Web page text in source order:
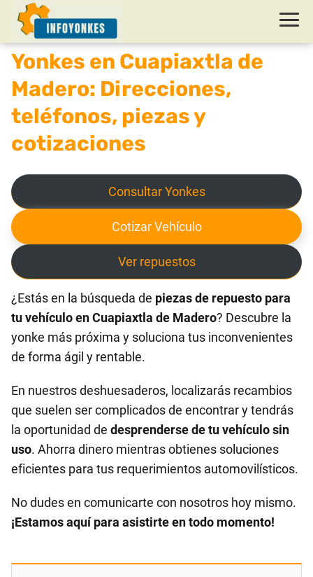
Yonkes en Cuapiaxtla de
Madero: Direcciones,
teléfonos, piezas y
cotizaciones
Consultar Yonkes
Cotizar Vehículo
Ver repuestos
¿Estás en la búsqueda de piezas de repuesto para
tu vehículo en Cuapiaxtla de Madero? Descubre la
yonke más próxima y soluciona tus inconvenientes
de forma ágil y rentable.
En nuestros deshuesaderos, localizarás recambios
que suelen ser complicados de encontrar y tendrás
la oportunidad de desprenderse de tu vehículo sin
uso. Ahorra dinero mientras obtienes soluciones
eficientes para tus requerimientos automovilísticos.
No dudes en comunicarte con nosotros hoy mismo.
¡Estamos aquí para asistirte en todo momento!